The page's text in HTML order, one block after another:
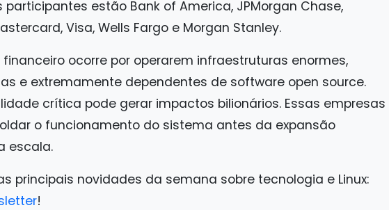
participantes estão Bank of America, JPMorgan Chase,
Visa, Wells Fargo e Morgan Stanley.
ocorre por operarem infraestruturas enormes,
e extremamente dependentes de software open source.
crítica pode gerar impactos bilionários. Essas empresas
o funcionamento do sistema antes da expansão
escala.
principais novidades da semana sobre tecnologia e Linux:
!